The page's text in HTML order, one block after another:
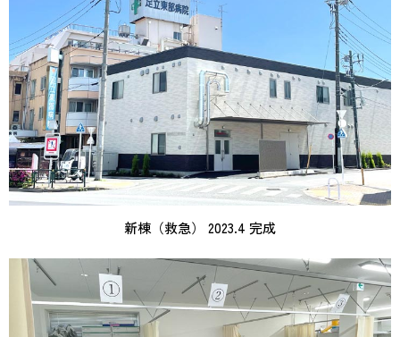
新棟（救急） 2023.4 完成